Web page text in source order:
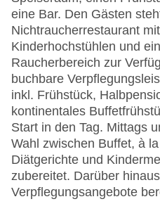
Zimmerservice
Sonnenterrasse
Gesamtanzahl der
Gesamtanzahl der
Pools:Outdoor Pool,
Liegen am Pool
Zahlungsarten:
Mastercard, Visa
Landeskategorie: 5
eine Bar. Den Gästen
Nichtraucherrestaurant
Kinderhochstühlen und
Raucherbereich zur
buchbare
inkl. Frühstück,
kontinentales
Start in den Tag. Mittags
Wahl zwischen Buffet, à
Diätgerichte und
zubereitet. Darüber
Verpflegungsangebote